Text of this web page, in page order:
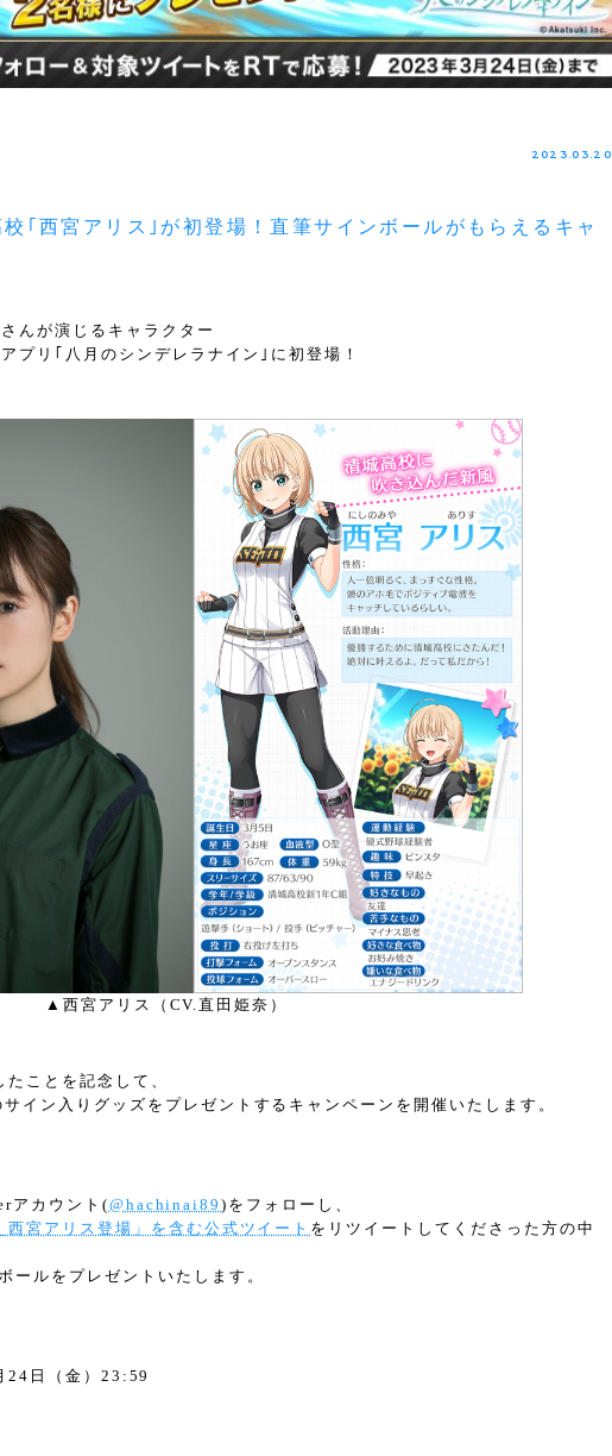
2023.03.20
｢西宮アリス｣が初登場！直筆サインボールがもらえるキャ
んが演じるキャラクター
プリ｢八月のシンデレラナイン｣に初登場！
▲西宮アリス（CV.直田姫奈）
ことを記念して、
イン入りグッズをプレゼントするキャンペーンを開催いたします。
アカウント(@hachinai89)をフォローし、
宮アリス登場」を含む公式ツイート をリツイートしてくださった方の中
ールをプレゼントいたします。
24日（金）23:59